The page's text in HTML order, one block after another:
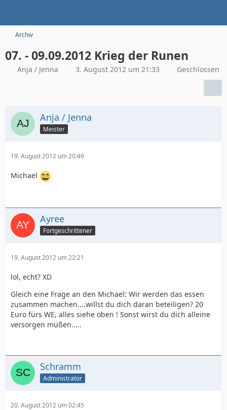
Archiv
07. - 09.09.2012 Krieg der Runen
Anja / Jenna 3. August 2012 um 21:33 Geschlossen
Anja / Jenna
Meister
19. August 2012 um 20:49
Michael
Ayree
Fortgeschrittener
19. August 2012 um 22:21
lol, echt? XD
Gleich eine Frage an den Michael: Wir werden das essen
zusammen machen....willst du dich daran beteiligen? 20
Euro fürs WE, alles siehe oben ! Sonst wirst du dich alleine
versorgen müßen.....
Schramm
Administrator
20. August 2012 um 02:45